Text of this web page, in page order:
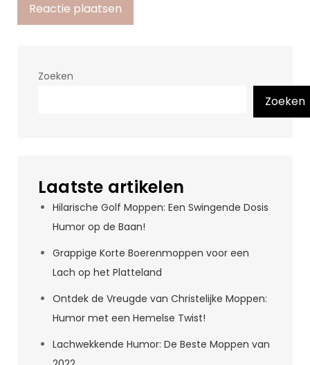
Zoeken
Zoeken
Laatste artikelen
Hilarische Golf Moppen: Een Swingende Dosis
Humor op de Baan!
Grappige Korte Boerenmoppen voor een
Lach op het Platteland
Ontdek de Vreugde van Christelijke Moppen:
Humor met een Hemelse Twist!
Lachwekkende Humor: De Beste Moppen van